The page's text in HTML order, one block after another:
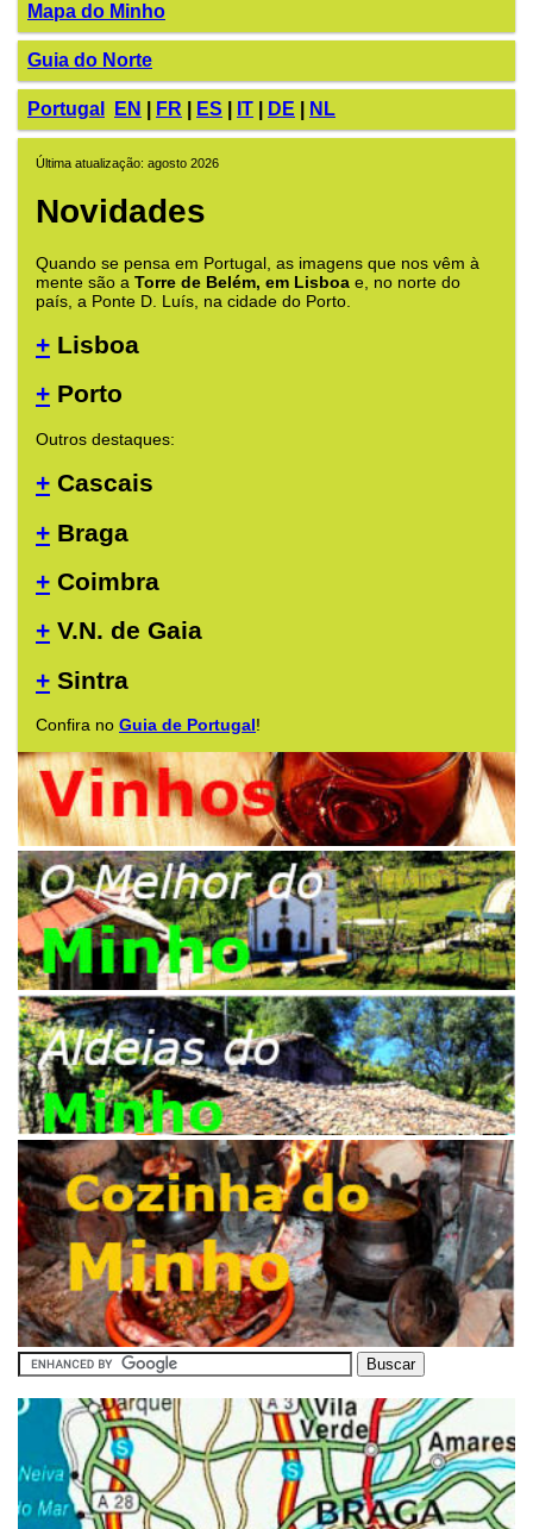
Mapa do Minho
Guia do Norte
Portugal EN FR ES IT DE NL
Última atualização: agosto 2026
Novidades
Quando se pensa em Portugal, as imagens que nos vêm à
mente são a Torre de Belém, em Lisboa e, no norte do
país, a Ponte D. Luís, na cidade do Porto.
+ Lisboa
+ Porto
Outros destaques:
+ Cascais
+ Braga
+ Coimbra
+ V.N. de Gaia
+ Sintra
Confira no Guia de Portugal!